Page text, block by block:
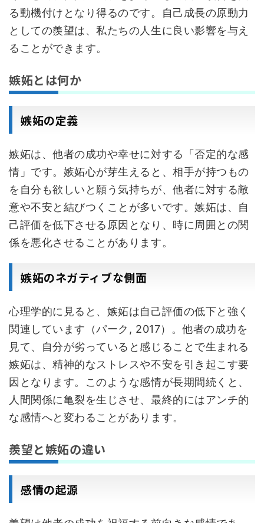
る動機付けとなり得るのです。自己成長の原動力
としての羨望は、私たちの人生に良い影響を与え
ることができます。
嫉妬とは何か
嫉妬の定義
嫉妬は、他者の成功や幸せに対する「否定的な感
情」です。嫉妬心が芽生えると、相手が持つもの
を自分も欲しいと願う気持ちが、他者に対する敵
意や不安と結びつくことが多いです。嫉妬は、自
己評価を低下させる原因となり、時に周囲との関
係を悪化させることがあります。
嫉妬のネガティブな側面
心理学的に見ると、嫉妬は自己評価の低下と強く
関連しています（パーク, 2017）。他者の成功を
見て、自分が劣っていると感じることで生まれる
嫉妬は、精神的なストレスや不安を引き起こす要
因となります。このような感情が長期間続くと、
人間関係に亀裂を生じさせ、最終的にはアンチ的
な感情へと変わることがあります。
羨望と嫉妬の違い
感情の起源